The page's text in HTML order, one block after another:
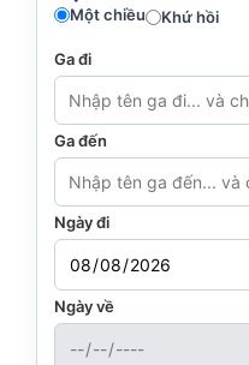
Một chiều Khứ hồi
Ga đi
Ga đến
Ngày đi
Ngày về